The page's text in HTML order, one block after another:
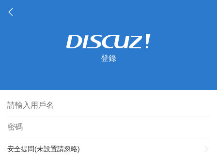
登錄
安全提問(未設置請忽略)